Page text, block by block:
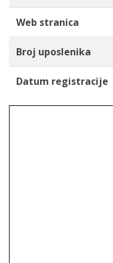
Web stranica
Broj uposlenika
Datum registracije